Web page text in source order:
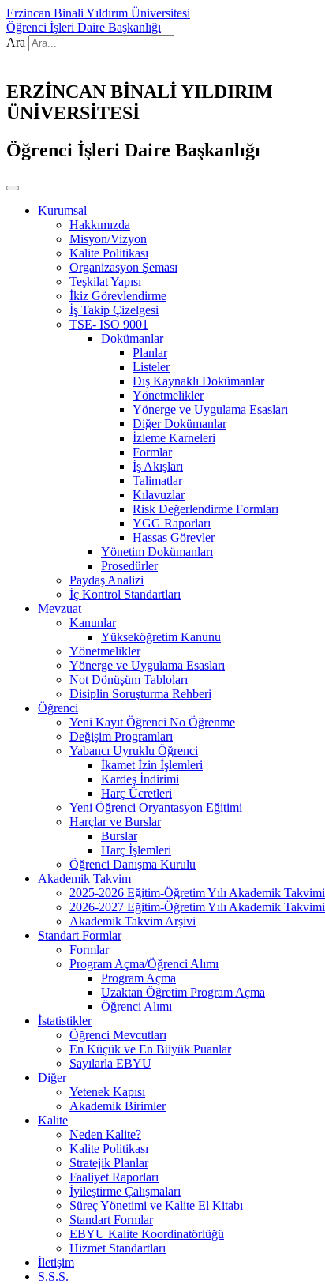
Erzincan Binali Yıldırım Üniversitesi
Öğrenci İşleri Daire Başkanlığı
Ara
ERZİNCAN BİNALİ YILDIRIM
ÜNİVERSİTESİ
Öğrenci İşleri Daire Başkanlığı
Kurumsal
Hakkımızda
Misyon/Vizyon
Kalite Politikası
Organizasyon Şeması
Teşkilat Yapısı
İkiz Görevlendirme
İş Takip Çizelgesi
TSE- ISO 9001
Dokümanlar
Planlar
Listeler
Dış Kaynaklı Dokümanlar
Yönetmelikler
Yönerge ve Uygulama Esasları
Diğer Dokümanlar
İzleme Karneleri
Formlar
İş Akışları
Talimatlar
Kılavuzlar
Risk Değerlendirme Formları
YGG Raporları
Hassas Görevler
Yönetim Dokümanları
Prosedürler
Paydaş Analizi
İç Kontrol Standartları
Mevzuat
Kanunlar
Yükseköğretim Kanunu
Yönetmelikler
Yönerge ve Uygulama Esasları
Not Dönüşüm Tabloları
Disiplin Soruşturma Rehberi
Öğrenci
Yeni Kayıt Öğrenci No Öğrenme
Değişim Programları
Yabancı Uyruklu Öğrenci
İkamet İzin İşlemleri
Kardeş İndirimi
Harç Ücretleri
Yeni Öğrenci Oryantasyon Eğitimi
Harçlar ve Burslar
Burslar
Harç İşlemleri
Öğrenci Danışma Kurulu
Akademik Takvim
2025-2026 Eğitim-Öğretim Yılı Akademik Takvimi
2026-2027 Eğitim-Öğretim Yılı Akademik Takvimi
Akademik Takvim Arşivi
Standart Formlar
Formlar
Program Açma/Öğrenci Alımı
Program Açma
Uzaktan Öğretim Program Açma
Öğrenci Alımı
İstatistikler
Öğrenci Mevcutları
En Küçük ve En Büyük Puanlar
Sayılarla EBYU
Diğer
Yetenek Kapısı
Akademik Birimler
Kalite
Neden Kalite?
Kalite Politikası
Stratejik Planlar
Faaliyet Raporları
İyileştirme Çalışmaları
Süreç Yönetimi ve Kalite El Kitabı
Standart Formlar
EBYU Kalite Koordinatörlüğü
Hizmet Standartları
İletişim
S.S.S.